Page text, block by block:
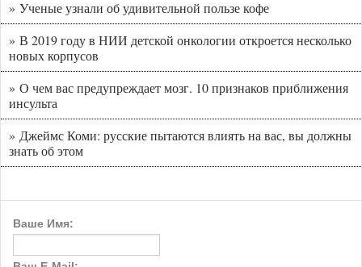
» Ученые узнали об удивительной пользе кофе
» В 2019 году в НИИ детской онкологии откроется несколько
новых корпусов
» О чем вас предупреждает мозг. 10 признаков приближения
инсульта
» Джеймс Коми: русские пытаются влиять на вас, вы должны
знать об этом
Ваше Имя: